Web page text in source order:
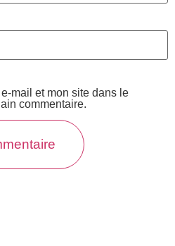
mail et mon site dans le
commentaire.